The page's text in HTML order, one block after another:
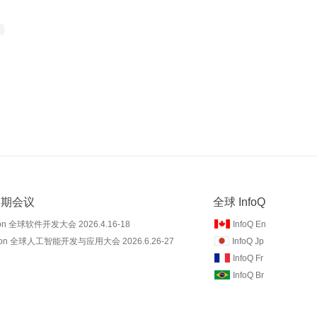
会议
全球软件开发大会 2026.4.16-18
全球人工智能开发与应用大会 2026.6.26-27
全球 InfoQ
InfoQ En
InfoQ Jp
InfoQ Fr
InfoQ Br